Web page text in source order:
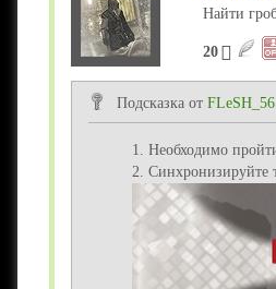
Найти
20
Подсказка от FLeSH_56
1. Необходимо
2. Синхронизируйте